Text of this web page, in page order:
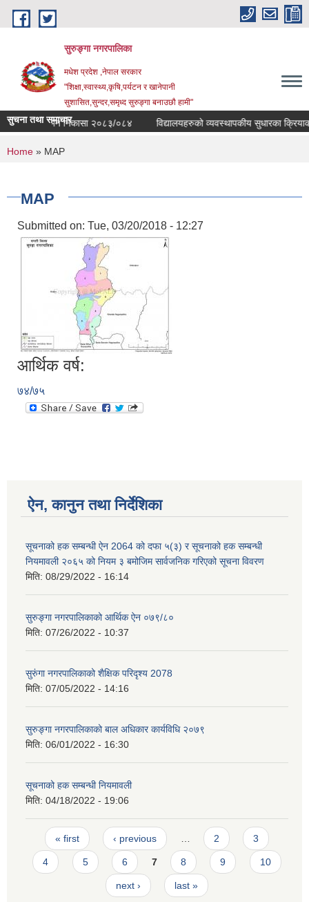
Skip to main content
सुरुङ्‍गा नगरपालिका
मधेश प्रदेश ,नेपाल सरकार
"शिक्षा,स्वास्थ्य,कृषि,पर्यटन र खानेपानी
सुशासित,सुन्दर,समृध्द सुरुङ्गा बनाउछौ हामी"
सुचना तथा समाचार
अनुगमन निकासा २०८३/०८४ विद्यालयहरुको व्यवस्थापकीय सुधारका
You are here
Home » MAP
MAP
Submitted on: Tue, 03/20/2018 - 12:27
आर्थिक वर्ष:
७४/७५
ऐन, कानुन तथा निर्देशिका
सूचनाको हक सम्बन्धी ऐन 2064 को दफा ५(३) र सूचनाको हक सम्बन्धी
नियमावली २०६५ को नियम ३ बमोजिम सार्वजनिक गरिएको सूचना विवरण
मिति: 08/29/2022 - 16:14
सुरुङ्गा नगरपालिकाको आर्थिक ऐन ०७९/८०
मिति: 07/26/2022 - 10:37
सुरुंगा नगरपालिकाको शैक्षिक परिदृश्य 2078
मिति: 07/05/2022 - 14:16
सुरुङ्गा नगरपालिकाको बाल अधिकार कार्यविधि २०७९
मिति: 06/01/2022 - 16:30
सूचनाको हक सम्बन्धी नियमावली
मिति: 04/18/2022 - 19:06
Pages
« first ‹ previous 2 3
4 5 6 7 8 9 10
next › last »